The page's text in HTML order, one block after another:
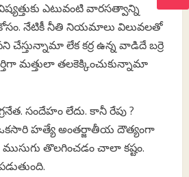
ఎటువంటి వారసత్వాన్ని
నేటికీ నీతి నియమాలు విలువలతో
చేస్తున్నామా లేక కర్ర ఉన్న వాడిదే బర్రె
మత్తులా తలకెక్కించుకున్నామా
సందేహం లేదు. కానీ రేపు ?
హత్యే అంతర్జాతీయ దౌత్యంగా
ముసుగు తొలగించడం చాలా కష్టం.